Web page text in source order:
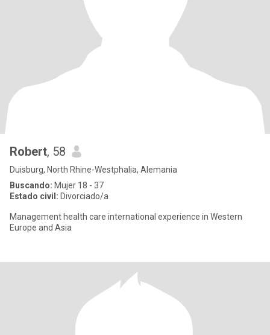
Robert, 58
Duisburg, North Rhine-Westphalia, Alemania
Buscando: Mujer 18 - 37
Estado civil: Divorciado/a
Management health care international experience in Western
Europe and Asia